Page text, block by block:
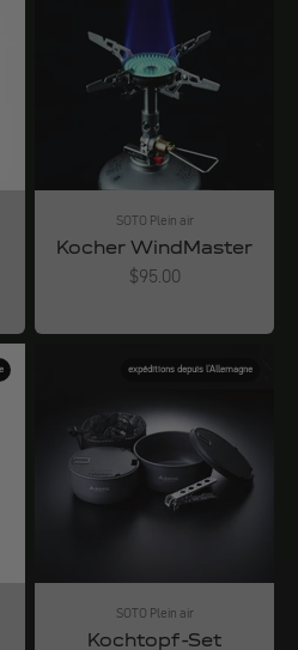
SOTO Plein air
Kocher WindMaster
Angebot
$95.00
expéditions depuis l'Allemagne
SOTO Plein air
Kochtopf-Set